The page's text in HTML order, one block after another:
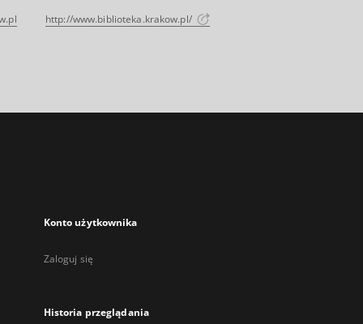
http://www.biblioteka.krakow.pl/
Konto użytkownika
Zaloguj się
Historia przeglądania